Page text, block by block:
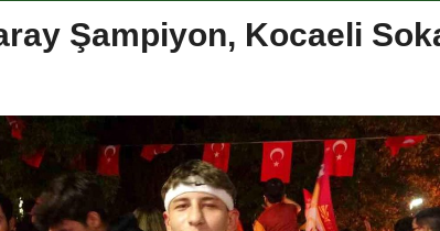
Şampiyon, Kocaeli
şakası Dünya Kupası’nı
Güney Kore’den sert karar
Antrenörlüğe
Galatasaray’dan